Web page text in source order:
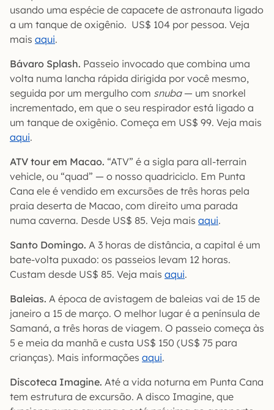
usando uma espécie de capacete de astronauta ligado
a um tanque de oxigênio. US$ 104 por pessoa. Veja
mais aqui.
Bávaro Splash. Passeio invocado que combina uma
volta numa lancha rápida dirigida por você mesmo,
seguida por um mergulho com snuba— um snorkel
incrementado, em que o seu respirador está ligado a
um tanque de oxigênio. Começa em US$ 99. Veja mais
aqui.
ATV tour em Macao. “ATV” é a sigla para all-terrain
vehicle, ou “quad” — o nosso quadriciclo. Em Punta
Cana ele é vendido em excursões de três horas pela
praia deserta de Macao, com direito uma parada
numa caverna. Desde US$ 85. Veja mais aqui.
Santo Domingo. A 3 horas de distância, a capital é um
bate-volta puxado: os passeios levam 12 horas.
Custam desde US$ 85. Veja mais aqui.
Baleias. A época de avistagem de baleias vai de 15 de
janeiro a 15 de março. O melhor lugar é a península de
Samaná, a três horas de viagem. O passeio começa às
5 e meia da manhã e custa US$ 150 (US$ 75 para
crianças). Mais informações aqui.
Discoteca Imagine. Até a vida noturna em Punta Cana
tem estrutura de excursão. A disco Imagine, que